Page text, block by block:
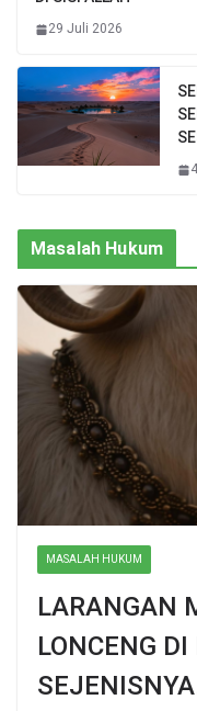
29 Juli 2026
Masalah Hukum
MASALAH HUKUM
LARANGAN
LONCENG